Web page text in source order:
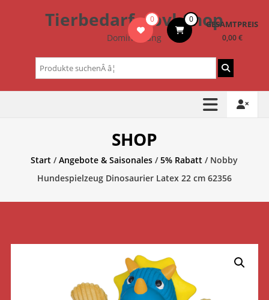
Tierbedarf – bvl-Shop
Dominik Lang
0 0 GESAMTPREIS
0,00 €
Suchen
nach:
SHOP
Start /Angebote & Saisonales /5% Rabatt / Nobby
Hundespielzeug Dinosaurier Latex 22 cm 62356